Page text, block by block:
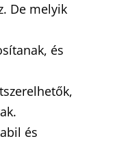
De melyik
és
és